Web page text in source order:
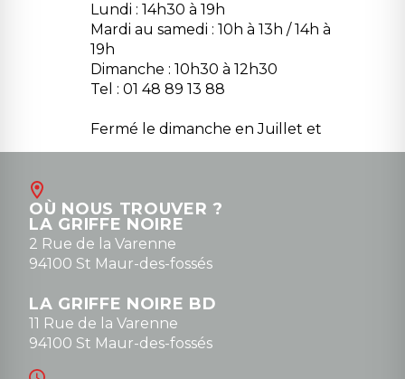
Lundi : 14h30 à 19h
Mardi au samedi : 10h à 13h / 14h à
19h
Dimanche : 10h30 à 12h30
Tel : 01 48 89 13 88
Fermé le dimanche en Juillet et
Août
contact@la-griffe-noire.com
0148836747
OÙ NOUS TROUVER ?
LA GRIFFE NOIRE
2 Rue de la Varenne
94100 St Maur-des-fossés
LA GRIFFE NOIRE BD
11 Rue de la Varenne
94100 St Maur-des-fossés